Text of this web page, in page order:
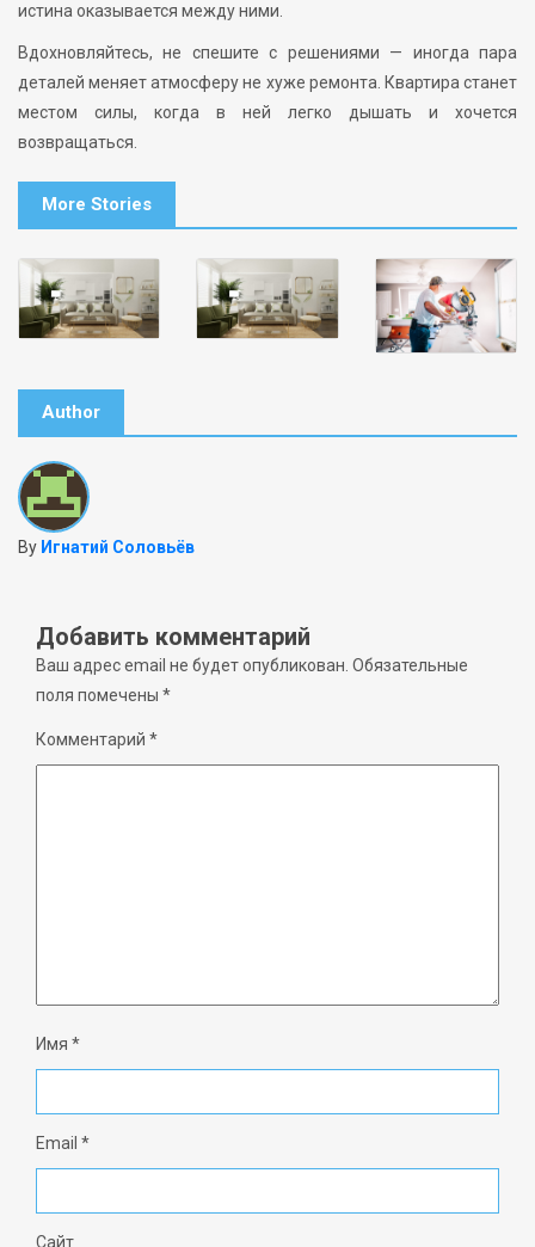
истина оказывается между ними.
Вдохновляйтесь, не спешите с решениями — иногда пара
деталей меняет атмосферу не хуже ремонта. Квартира станет
местом силы, когда в ней легко дышать и хочется
возвращаться.
More Stories
Author
By Игнатий Соловьёв
Добавить комментарий
Ваш адрес email не будет опубликован. Обязательные
поля помечены *
Комментарий *
Имя *
Email *
Сайт